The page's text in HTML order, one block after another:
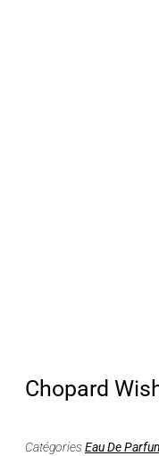
Chopard
CatégoriesEau De